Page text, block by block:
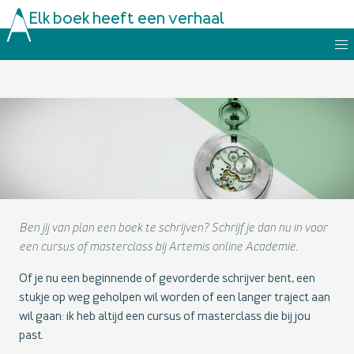
Elk boek heeft een verhaal
Ben jij van plan een boek te schrijven? Schrijf je dan nu in voor
een cursus of masterclass bij Artemis online Academie.
Of je nu een beginnende of gevorderde schrijver bent, een
stukje op weg geholpen wil worden of een langer traject aan
wil gaan: ik heb altijd een cursus of masterclass die bij jou
past.